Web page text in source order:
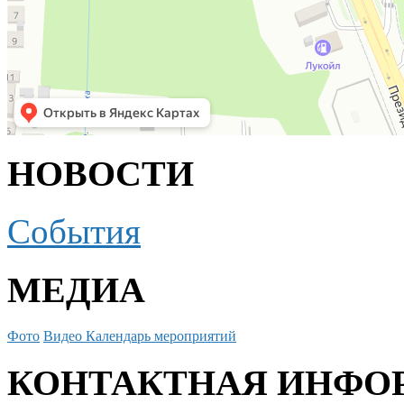
НОВОСТИ
События
МЕДИА
Фото Видео Календарь мероприятий
КОНТАКТНАЯ